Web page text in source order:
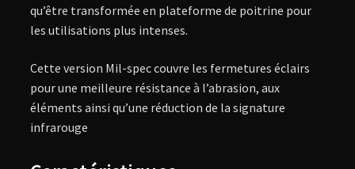
qu’être transformée en plateforme de poitrine pour
les utilisations plus intenses.
Cette version Mil-spec couvre les fermetures éclairs
pour une meilleure résistance à l’abrasion, aux
éléments ainsi qu’une réduction de la signature
infrarouge